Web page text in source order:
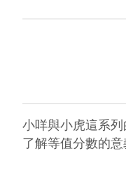
小咩與小虎這系
了解等值分數的